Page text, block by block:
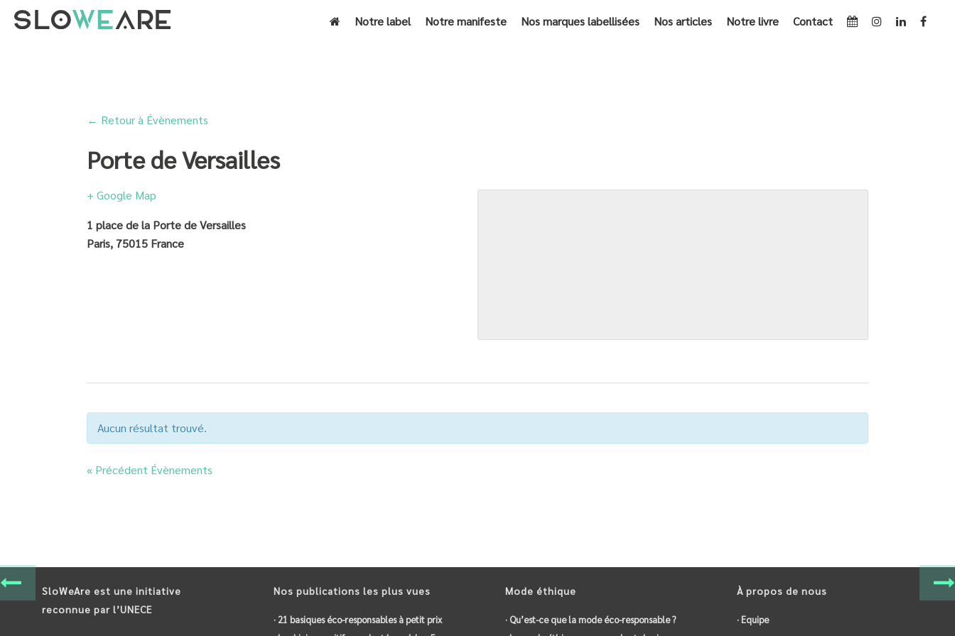
Notre label Notre manifeste Nos marques labellisées Nos articles Notre livre Contact
← Retour à Évènements
Porte de Versailles
+ Google Map
1 place de la Porte de Versailles
Paris, 75015 France
Aucun résultat trouvé.
« Précédent Évènements
SloWeAre est une initiative
reconnue par l’UNECE
Nos publications les plus vues
· 21 basiques éco-responsables à petit prix
Mode éthique
· Qu’est-ce que la mode éco-responsable ?
À propos de nous
· Equipe